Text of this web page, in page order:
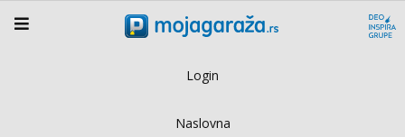
Login
Naslovna